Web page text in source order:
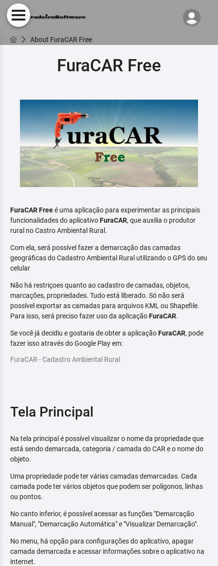
About FuraCAR Free
FuraCAR Free
FuraCAR Freeé uma aplicação para experimentar as principais
funcionalidades do aplicativoFuraCAR, que auxilia o produtor
rural no Castro Ambiental Rural.
Com ela, será possível fazer a demarcação das camadas
geográficas do Cadastro Ambiental Rural utilizando o GPS do seu
celular
Não há restriçoes quanto ao cadastro de camadas, objetos,
marcações, propriedades. Tudo está liberado. Só não será
possível exportar as camadas para arquivos KML ou Shapefile.
Para isso, será preciso fazer uso da aplicaçãoFuraCAR.
Se você já decidiu e gostaria de obter a aplicaçãoFuraCAR, pode
fazer isso através do Google Play em:
FuraCAR - Cadastro Ambiental Rural
Tela Principal
Na tela principal é possível visualizar o nome da propriedade que
está sendo demarcada, categoria / camada do CAR e o nome do
objeto.
Uma propriedade pode ter várias camadas demarcadas. Cada
camada pode ter vários objetos que podem ser polígonos, linhas
ou pontos.
No canto inferior, é possível acessar as funções "Demarcação
Manual", "Demarcação Automática" e "Visualizar Demarcação".
No menu, há opção para configurações do aplicativo, apagar
camada demarcada e acessar informações sobre o aplicativo na
internet.